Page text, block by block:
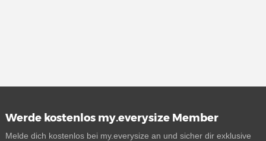
Werde kostenlos my.everysize Member
Melde dich kostenlos bei my.everysize an und sicher dir exklusive